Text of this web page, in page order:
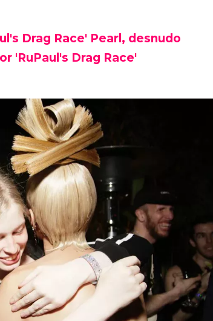
Drag Race' Pearl, desnudo
'RuPaul's Drag Race'